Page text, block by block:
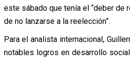
este sábado que tenía el “deber de
de no lanzarse a la reelección”.
Para el analista internacional,
notables logros en desarrollo